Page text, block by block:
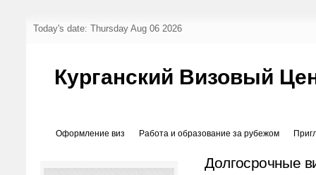
Today's date: Thursday Aug 06 2026
Курганский Визовый
Оформление виз Работа и образование за рубежом
Долгосрочные